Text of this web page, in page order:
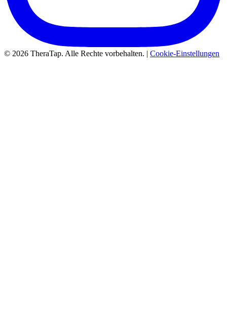
© 2026 TheraTap. Alle Rechte vorbehalten. | Cookie-Einstellungen